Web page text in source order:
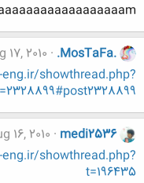
.MosTaFa.
17, 2010
showthread.php?
medi2536
16, 2010
showthread.php?
t=196435